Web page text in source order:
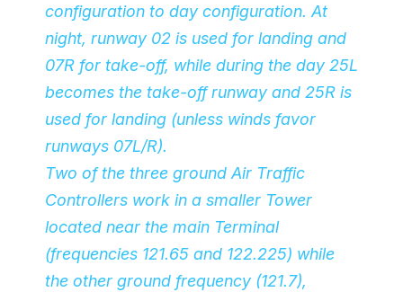
configuration to day configuration. At
night, runway 02 is used for landing and
07R for take-off, while during the day 25L
becomes the take-off runway and 25R is
used for landing (unless winds favor
runways 07L/R).
Two of the three ground Air Traffic
Controllers work in a smaller Tower
located near the main Terminal
(frequencies 121.65 and 122.225) while
the other ground frequency (121.7),